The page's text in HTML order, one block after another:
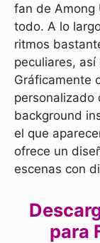
fan de Among
todo. A lo
ritmos
peculiares,
Gráficamente
personalizado
background
el que
ofrece un
escenas con
para